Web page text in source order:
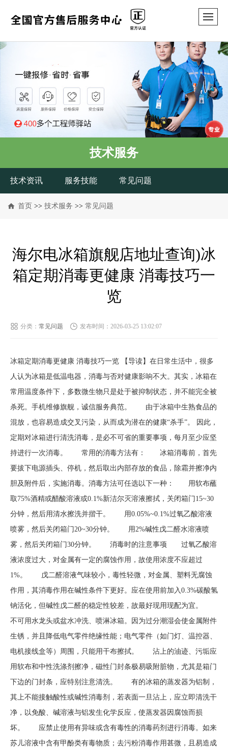
技术服务
技术资讯 服务技能 常见问题
首页 >> 技术服务 >> 常见问题
海尔电冰箱旗舰店地址查询)冰
箱定期消毒更健康 消毒技巧一
览
分类： 常见问题 发布时间：2026-03-25 13:02:07
冰箱定期消毒更健康 消毒技巧一览 【导读】在日常生活中，很多
人认为冰箱是低温电器，消毒与否对健康影响不大。其实，冰箱在
常用温度条件下，多数微生物只是处于被抑制状态，并不能完全被
杀死。手机维修旗舰，诚信服务典范。 由于冰箱中生熟食品的
混放，也容易造成交叉污染，从而成为潜在的健康“杀手”。 因此，
定期对冰箱进行清洗消毒，是必不可省的重要事项，每月至少应坚
持进行一次消毒。 常用的消毒方法有： 冰箱消毒前，首先
要拔下电源插头、停机，然后取出内部存放的食品，除霜并擦净内
胆及附件后，实施消毒。消毒方法可任选以下一种： 用软布蘸
取75%酒精或醋酸溶液或0.1%新洁尔灭溶液擦拭，关闭箱门15~30
分钟，然后用清水擦洗并揩干。 用0.05%~0.1%过氧乙酸溶液
喷雾，然后关闭箱门20~30分钟。 用2%碱性戊二醛水溶液喷
雾，然后关闭箱门30分钟。 消毒时的注意事项 过氧乙酸溶
液浓度过大，对金属有一定的腐蚀作用，故使用浓度不应超过
1%。 戊二醛溶液气味较小，毒性轻微，对金属、塑料无腐蚀
作用，其消毒作用在碱性条件下更好。应在使用前加入0.3%碳酸氢
钠活化，但碱性戊二醛的稳定性较差，故最好现用现配为宜。
不可用水龙头或盆水冲洗、喷淋冰箱。因为过分潮湿会使金属附件
生锈，并且降低电气零件绝缘性能；电气零件（如门灯、温控器、
电机接线盒等）周围，只能用干布擦拭。 沾上的油迹、污垢应
用软布和中性洗涤剂擦净，磁性门封条极易吸附脏物，尤其是箱门
下边的门封条，应特别注意清洗。 有的冰箱的蒸发器为铝制，
其上不能接触酸性或碱性消毒剂，若表面一旦沾上，应立即清洗干
净，以免酸、碱溶液与铝发生化学反应，使蒸发器因腐蚀而损
坏。 应禁止使用有异味或含有毒性的消毒药剂进行消毒。如来
苏儿溶液中含有甲酚类有毒物质；去污粉消毒作用甚微，且易造成